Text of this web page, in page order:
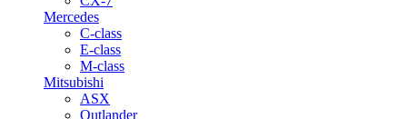
Mercedes
C-class
E-class
M-class
Mitsubishi
ASX
Outlander